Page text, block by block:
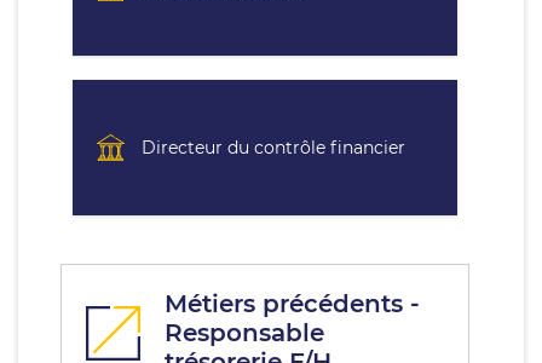
Directeur du contrôle financier
Métiers précédents -
Responsable